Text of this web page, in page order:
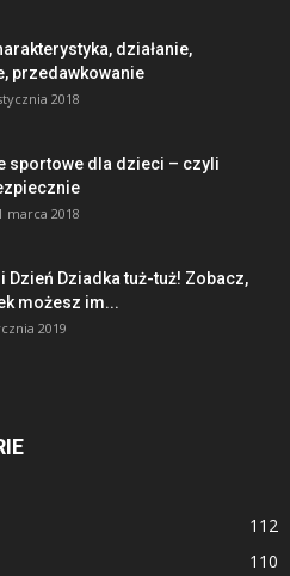
działanie,
przedawkowanie
2018
sportowe dla dzieci – czyli
marca 2018
Dzień Dziadka tuż-tuż! Zobacz,
możesz im...
2019
112
110